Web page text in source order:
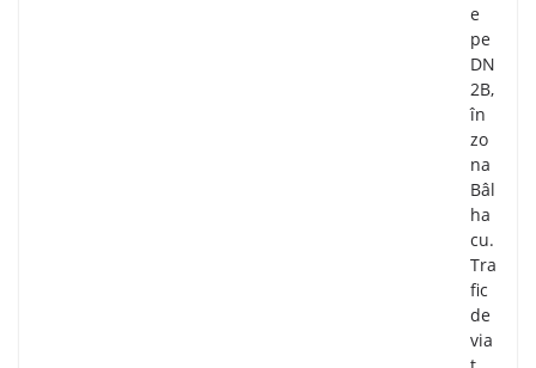
e
pe
DN
2B,
în
zo
na
Bâl
ha
cu.
Tra
fic
de
via